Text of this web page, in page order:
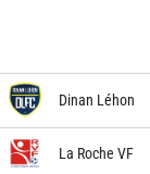
Dinan Léhon
La Roche VF